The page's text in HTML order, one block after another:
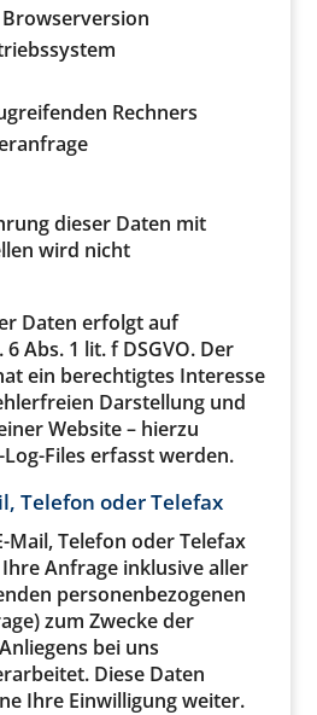
Rechners
dieser Daten mit
wird nicht
Daten erfolgt auf
Abs. 1 lit. f DSGVO. Der
ein berechtigtes Interesse
Darstellung und
Website – hierzu
Files erfasst werden.
Telefon oder Telefax
Mail, Telefon oder Telefax
Anfrage inklusive aller
personenbezogenen
zum Zwecke der
bei uns
Diese Daten
Ihre Einwilligung weiter.